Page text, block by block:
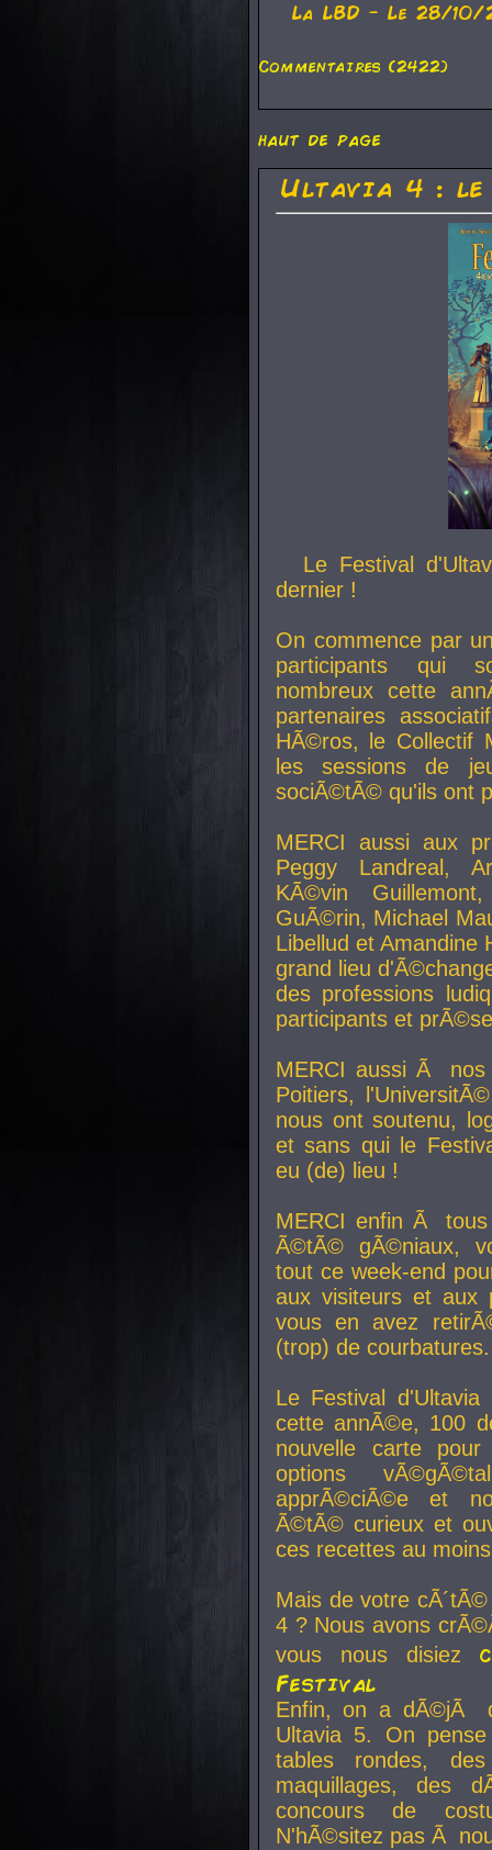
La LBD - Le 28/10/
Commentaires (2422)
haut de page
Ultavia 4 :
Le Festival
dernier !
On commence par
participants qui
nombreux cette
partenaires
HÃ©ros, le Collectif
les sessions de
sociÃ©tÃ© qu'ils ont
MERCI aussi aux
Peggy Landreal,
KÃ©vin
GuÃ©rin, Michael
Libellud et Amandine
grand lieu
des professions
participants et
MERCI aussi Ã nos
Poitiers,
nous ont soutenu,
et sans qui le
eu (de) lieu !
MERCI enfin Ã
Ã©tÃ© gÃ©niaux,
tout ce week-end
aux visiteurs et aux
vous en avez
(trop) de courbatures.
Le Festival
cette annÃ©e, 100
nouvelle carte
options
apprÃ©ciÃ©e et
Ã©tÃ© curieux et
ces recettes au
Mais de votre
4 ? Nous avons
vous nous disiez
Festival
Enfin, on a dÃ©jÃ
Ultavia 5. On
tables rondes,
maquillages, des
concours de
N'hÃ©sitez pas Ã